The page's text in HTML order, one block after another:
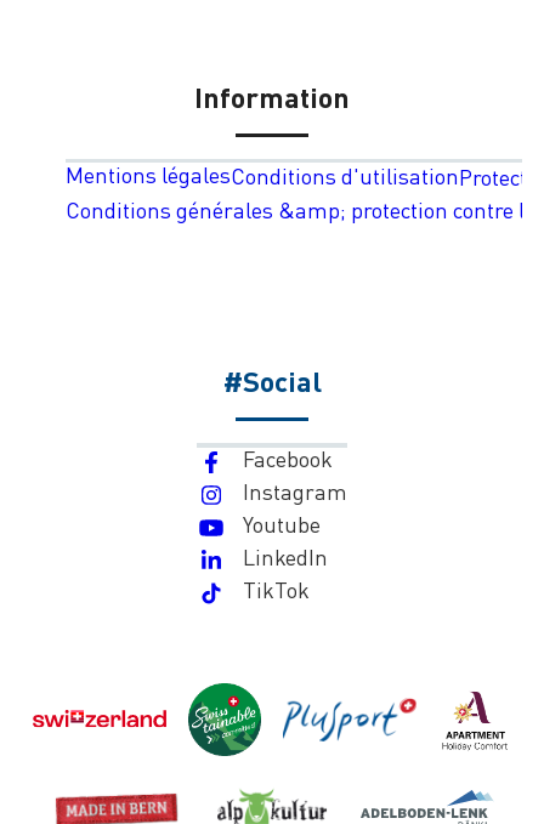
Information
Mentions légalesConditions d'utilisation
Conditions générales &amp; protection contre
#Social
Facebook
Instagram
Youtube
LinkedIn
TikTok